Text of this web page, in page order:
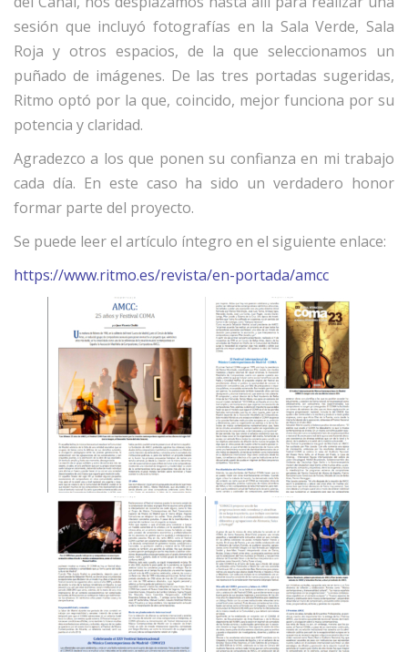
sesión que incluyó fotografías en la Sala Verde, Sala
Roja y otros espacios, de la que seleccionamos un
puñado de imágenes. De las tres portadas sugeridas,
Ritmo optó por la que, coincido, mejor funciona por su
potencia y claridad.
Agradezco a los que ponen su confianza en mi trabajo
cada día. En este caso ha sido un verdadero honor
formar parte del proyecto.
Se puede leer el artículo íntegro en el siguiente enlace:
https://www.ritmo.es/revista/en-portada/amcc